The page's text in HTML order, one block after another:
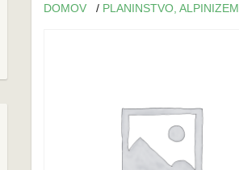
DOMOV / PLANINSTVO, ALPINIZEM